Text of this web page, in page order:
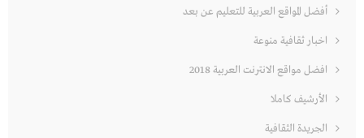
أفضل المواقع العربية للتعليم عن بعد
اخبار ثقافية منوعة
افضل مواقع الانترنت العربية 2018
الأرشيف كاملا
الجريدة الثقافية